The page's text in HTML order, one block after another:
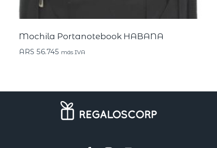
Mochila Portanotebook HABANA
ARS 56.745 más IVA